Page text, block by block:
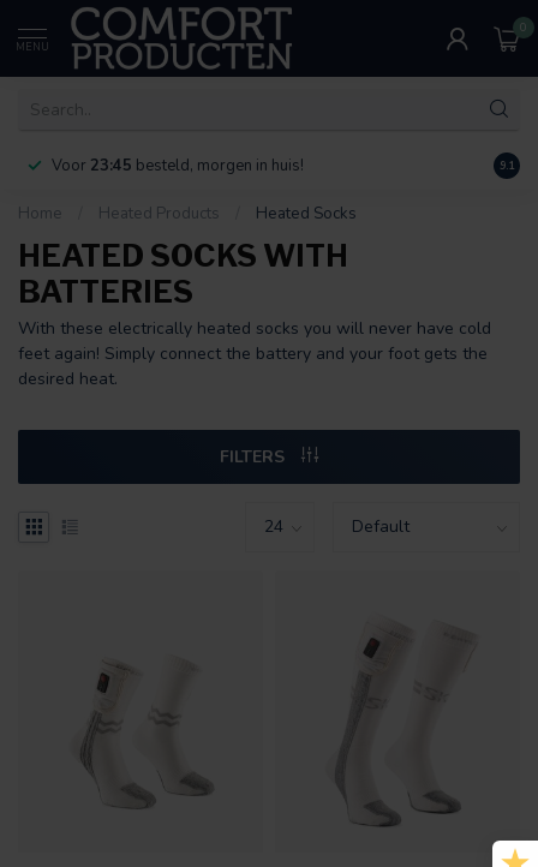
MENU
0
Voor 23:45 besteld, morgen in huis! 9.1
Home Heated Products Heated Socks
HEATED SOCKS WITH
BATTERIES
With these electrically heated socks you will never have cold
feet again! Simply connect the battery and your foot gets the
desired heat.
FILTERS